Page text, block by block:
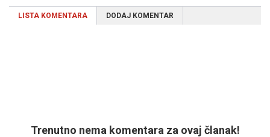
LISTA KOMENTARA DODAJ KOMENTAR
Trenutno nema komentara za ovaj članak!